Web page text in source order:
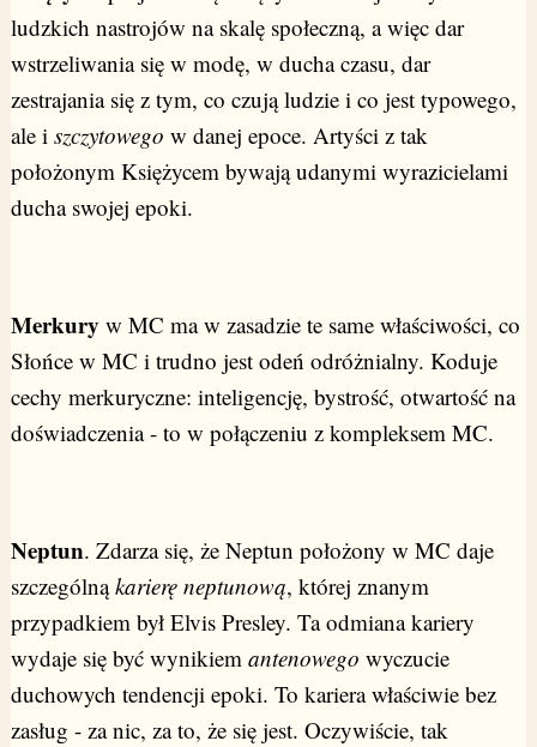
ludzkich nastrojów na skalę społeczną, a więc dar
wstrzeliwania się w modę, w ducha czasu, dar
zestrajania się z tym, co czują ludzie i co jest typowego,
ale i szczytowego w danej epoce. Artyści z tak
położonym Księżycem bywają udanymi wyrazicielami
ducha swojej epoki.
Merkury w MC ma w zasadzie te same właściwości, co
Słońce w MC i trudno jest odeń odróżnialny. Koduje
cechy merkuryczne: inteligencję, bystrość, otwartość na
doświadczenia - to w połączeniu z kompleksem MC.
Neptun. Zdarza się, że Neptun położony w MC daje
szczególnąkarierę neptunową, której znanym
przypadkiem był Elvis Presley. Ta odmiana kariery
wydaje się być wynikiem antenowego wyczucie
duchowych tendencji epoki. To kariera właściwie bez
zasług - za nic, za to, że się jest. Oczywiście, tak